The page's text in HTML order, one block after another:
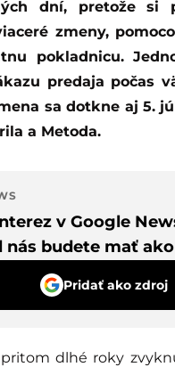
dní, pretože si
zmeny,
pokladnicu.
predaja počas
sa dotkne aj 5.
a Metoda.
v Google
nás budete mať
Pridať ako zdroj
pritom dlhé roky